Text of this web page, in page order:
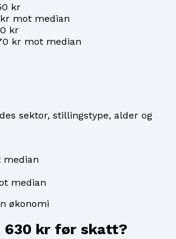
kr
kr mot median
kr
kr mot median
sektor, stillingstype, alder og
median
median
økonomi
630 kr før skatt?